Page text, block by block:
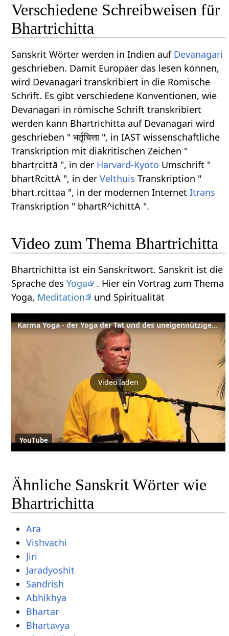
Verschiedene Schreibweisen für
Bhartrichitta
Sanskrit Wörter werden in Indien auf Devanagari
geschrieben. Damit Europäer das lesen können,
wird Devanagari transkribiert in die Römische
Schrift. Es gibt verschiedene Konventionen, wie
Devanagari in römische Schrift transkribiert
werden kann Bhartrichitta auf Devanagari wird
geschrieben " भर्तृचित्ता ", in IAST wissenschaftliche
Transkription mit diakritischen Zeichen "
bhartṛcittā ", in der Harvard-Kyoto Umschrift "
bhartRcittA ", in derVelthuis Transkription "
bhart.rcittaa ", in der modernen InternetItrans
Transkription " bhartR^ichittA ".
Video zum Thema Bhartrichitta
Bhartrichitta ist ein Sanskritwort. Sanskrit ist die
Sprache desYoga
. Hier ein Vortrag zum Thema
Yoga, Meditation und Spiritualität
Karma Yoga - der Yoga der Tat und des uneigennützigen Dienens
Video laden
YouTube
Ähnliche Sanskrit Wörter wie
Bhartrichitta
Ara
Vishvachi
Jiri
Jaradyoshit
Sandrish
Abhikhya
Bhartar
Bhartavya